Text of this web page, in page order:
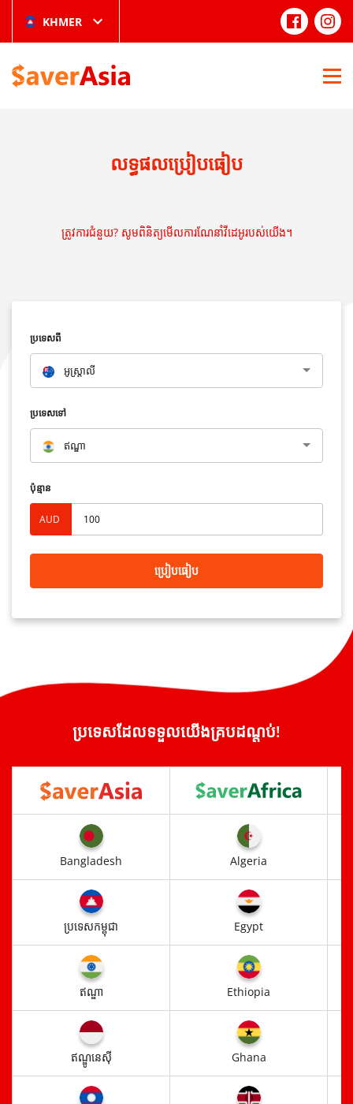
KHMER
លទ្ធផលប្រៀបធៀប
ត្រូវការជំនួយ? សូមពិនិត្យមើលការណែនាំវីដេអូរបស់យើង។
ប្រទេសពី
អូស្រ្តាលី​
ប្រទេសទៅ
ឥណ្ឌា
ប៉ុន្មាន
AUD
ប្រៀបធៀប
ប្រទេសដែលទទួលយើងគ្របដណ្តប់!
Bangladesh Algeria
ប្រទេសកម្ពុជា Egypt
ឥណ្ឌា Ethiopia
ឥណ្ឌូនេស៊ី​ Ghana